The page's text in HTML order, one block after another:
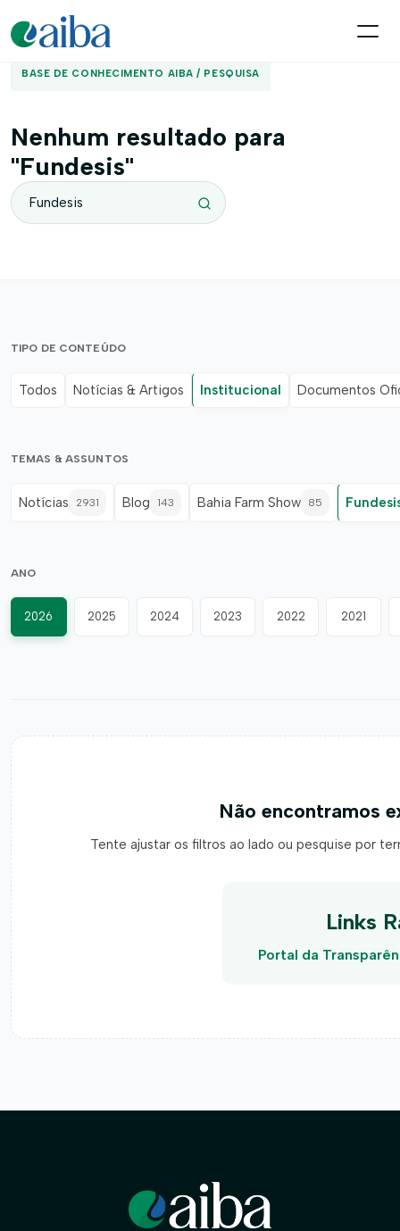
BASE DE CONHECIMENTO AIBA / PESQUISA
Nenhum resultado para
"Fundesis"
TIPO DE CONTEÚDO
Todos Notícias & Artigos Institucional Documentos
TEMAS & ASSUNTOS
Notícias 2931 Blog 143 Bahia Farm Show 85
ANO
2026 2025 2024 2023 2022 2021
Não encontramos
Tente ajustar os filtros ao lado ou pesquise por
Links
Portal da